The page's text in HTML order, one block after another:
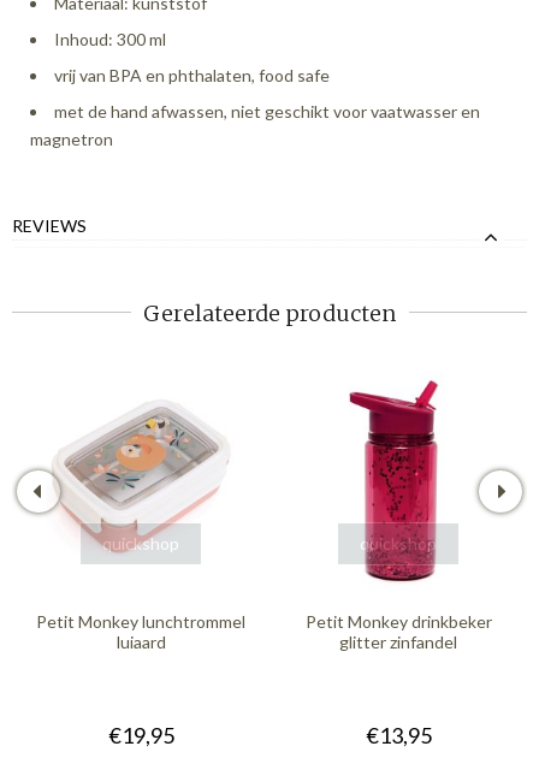
Inhoud: 300 ml
vrij van BPA en phthalaten, food safe
met de hand afwassen, niet geschikt voor vaatwasser en
magnetron
REVIEWS
Gerelateerde producten
quickshop
Petit Monkey lunchtrommel
luiaard
€19,95
quickshop
Petit Monkey drinkbeker
glitter zinfandel
€13,95